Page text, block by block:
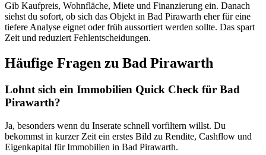
Gib Kaufpreis, Wohnfläche, Miete und Finanzierung ein. Danach
siehst du sofort, ob sich das Objekt in Bad Pirawarth eher für eine
tiefere Analyse eignet oder früh aussortiert werden sollte. Das spart
Zeit und reduziert Fehlentscheidungen.
Häufige Fragen zu Bad Pirawarth
Lohnt sich ein Immobilien Quick Check für Bad
Pirawarth?
Ja, besonders wenn du Inserate schnell vorfiltern willst. Du
bekommst in kurzer Zeit ein erstes Bild zu Rendite, Cashflow und
Eigenkapital für Immobilien in Bad Pirawarth.